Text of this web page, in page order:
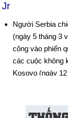
Jr
Người Serbia
(ngày 5 tháng 3
công vào phiến
các cuộc không
Kosovo (ngày
Hiệp định Thứ
(ngày 22 tháng